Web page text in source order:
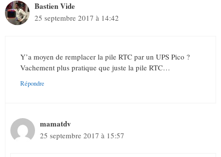
Bastien Vide
25 septembre 2017 à 14:42
Y’a moyen de remplacer la pile RTC par un UPS Pico ?
Vachement plus pratique que juste la pile RTC…
Répondre
mamatdv
25 septembre 2017 à 15:57